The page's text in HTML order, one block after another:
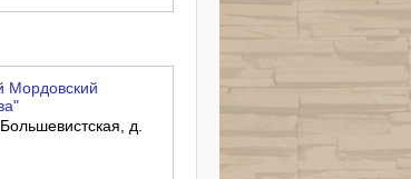
Мордовский
д.